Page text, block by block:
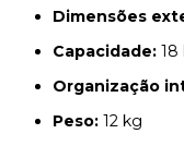
Dimensões
Capacidade:18
Organização
Peso:12 kg